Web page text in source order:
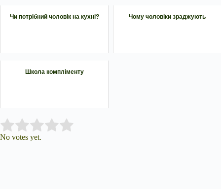
Чи потрібний чоловік на кухні? Чому чоловіки зраджують
Школа компліменту
Rate this item:
No votes yet.